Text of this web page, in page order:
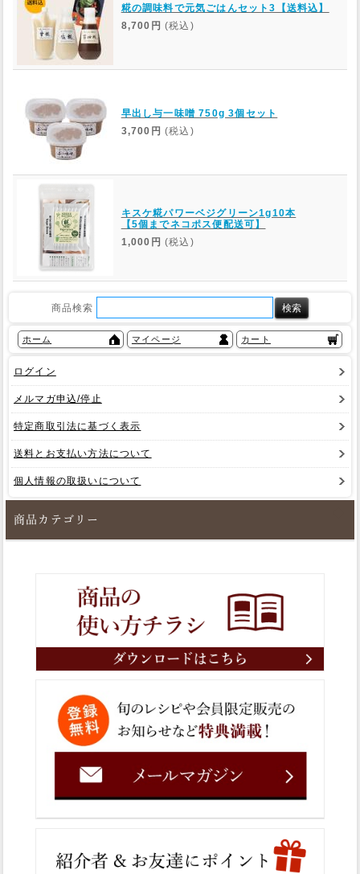
糀の調味料で元気ごはんセット3【送料込】
8,700円 (税込)
早出し与一味噌 750g 3個セット
3,700円 (税込)
キスケ糀パワーベジグリーン1g10本
【5個までネコポス便配送可】
1,000円 (税込)
商品検索
ホーム マイページ カート
ログイン
メルマガ申込/停止
特定商取引法に基づく表示
送料とお支払い方法について
個人情報の取扱いについて
商品カテゴリー